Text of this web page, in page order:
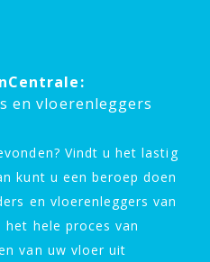
en vloerenleggers
Vindt u het lastig
kunt u een beroep doen
en vloerenleggers van
het hele proces van
van uw vloer uit